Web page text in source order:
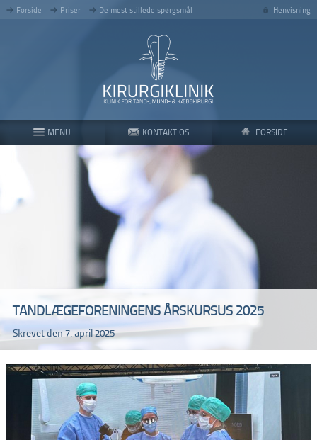
Henvisning
Forside Priser De mest stillede spørgsmål
MENU KONTAKT OS FORSIDE
TANDLÆGEFORENINGENS ÅRSKURSUS 2025
Skrevet den 7. april 2025